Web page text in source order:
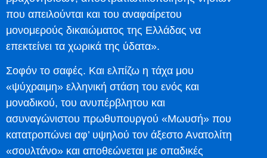
που απειλούνται και του αναφαίρετου
μονομερούς δικαιώματος της Ελλάδας να
επεκτείνει τα χωρικά της ύδατα».
Σοφόν το σαφές. Και ελπίζω η τάχα μου
«ψύχραιμη» ελληνική στάση του ενός και
μοναδικού, του ανυπέρβλητου και
ασυναγώνιστου πρωθυπουργού «Μωυσή» που
κατατροπώνει αφ’ υψηλού τον άξεστο Ανατολίτη
«σουλτάνο» και αποθεώνεται με οπαδικές